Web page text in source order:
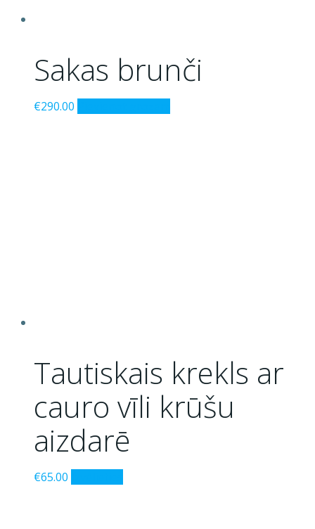
Sakas brunči
€290.00
Tautiskais krekls ar
cauro vīli krūšu
aizdarē
€65.00